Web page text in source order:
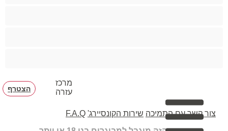
מרכז
עזרה
הצטרף
צור קשר עם התמיכה שירות הקונסיירג' F.A.Q